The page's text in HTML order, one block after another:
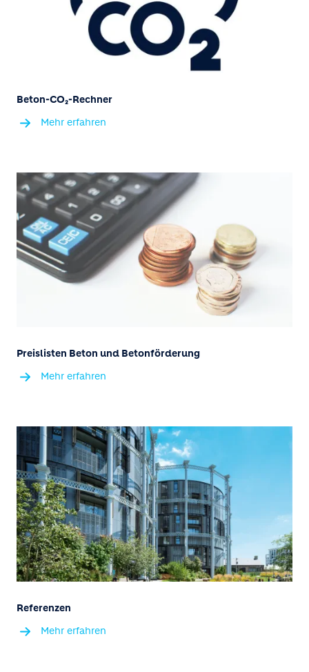
Beton-CO₂-Rechner
Mehr erfahren
Preislisten Beton und Betonförderung
Mehr erfahren
Referenzen
Mehr erfahren